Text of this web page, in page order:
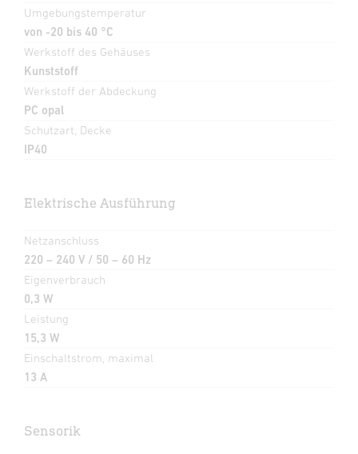
Umgebungstemperatur
von -20 bis 40 °C
Werkstoff des Gehäuses
Kunststoff
Werkstoff der Abdeckung
PC opal
Schutzart, Decke
IP40
Elektrische Ausführung
Netzanschluss
220 – 240 V / 50 – 60 Hz
Eigenverbrauch
0,3 W
Leistung
15,3 W
Einschaltstrom, maximal
13 A
Sensorik